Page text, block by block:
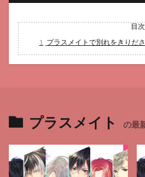
目次
1 プラスメイトで別れをきりだ
プラスメイト の最